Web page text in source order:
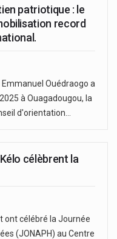
patriotique : le
record
Ouédraogo a
à Ouagadougou, la
d'orientation…
célèbrent la
ont célébré la Journée
(JONAPH) au Centre